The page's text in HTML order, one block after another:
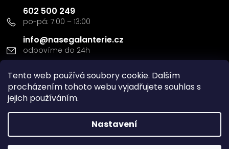
Tento web používá soubory cookie. Dalším
procházením tohoto webu vyjadřujete souhlas s
jejich používáním.
Nastavení
info@nasegalanterie.cz
602 500 249
Doprava a platba
Vytvořil Shoptet